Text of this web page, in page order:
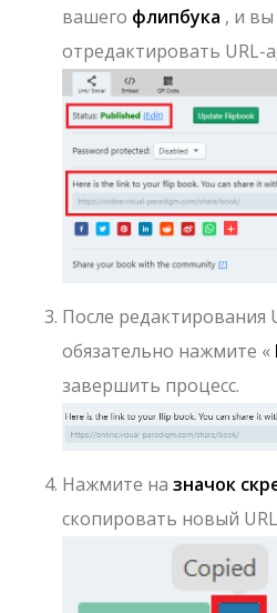
вашего флипбука , и
отредактировать URL-
После редактирования
обязательно нажмите «
завершить процесс.
Нажмите назначок
скопировать новый